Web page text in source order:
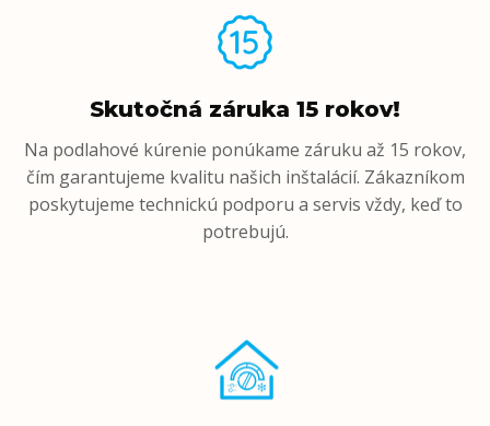
Skutočná záruka 15 rokov!
Na podlahové kúrenie ponúkame záruku až 15 rokov,
čím garantujeme kvalitu našich inštalácií. Zákazníkom
poskytujeme technickú podporu a servis vždy, keď to
potrebujú.